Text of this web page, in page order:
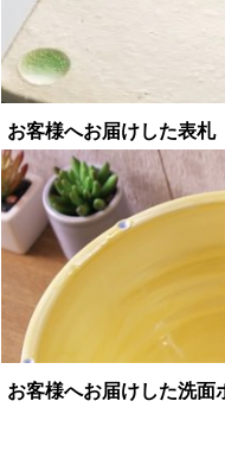
お客様へお届けした表札
お客様へお届けした洗面